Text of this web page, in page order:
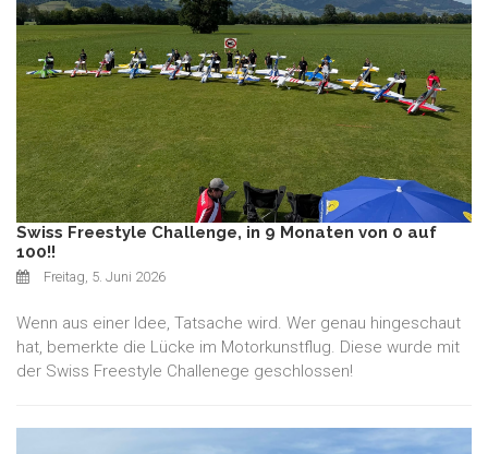
Swiss Freestyle Challenge, in 9 Monaten von 0 auf
100!!
Freitag, 5. Juni 2026
Wenn aus einer Idee, Tatsache wird. Wer genau hingeschaut
hat, bemerkte die Lücke im Motorkunstflug. Diese wurde mit
der Swiss Freestyle Challenege geschlossen!